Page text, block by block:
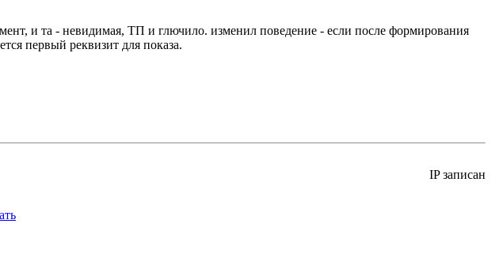
и та - невидимая, ТП и глючило. изменил поведение - если после формирования
первый реквизит для показа.
IP записан